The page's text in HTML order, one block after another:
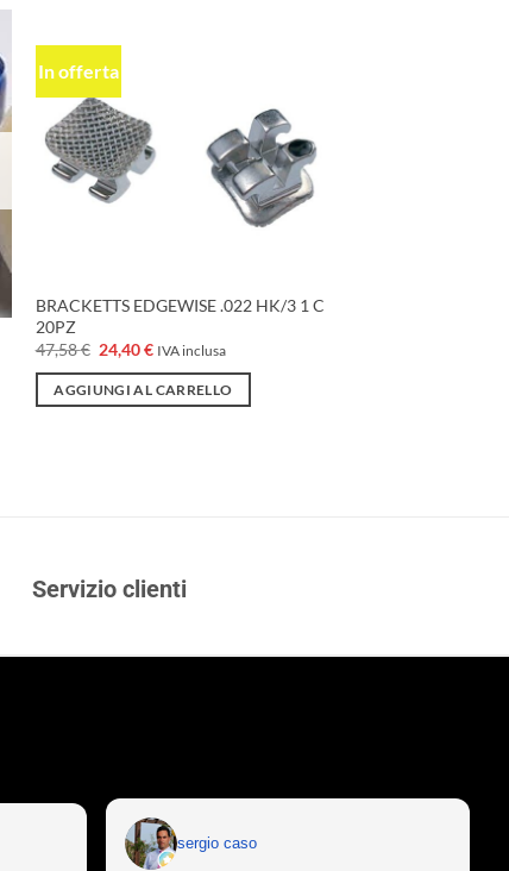
In offerta
dei
desideri
BRACKETTS EDGEWISE .022 HK/3 1 C
20PZ
47,58€ Il
prezzo
originale
era:
24,40€Il
attuale
è:
IVA inclusa
AGGIUNGI AL CARRELLO
Servizio clienti
sergio caso